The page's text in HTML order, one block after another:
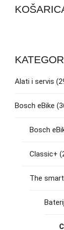
Alati i servis
Bosch eBike
Bosch
Classic+
The